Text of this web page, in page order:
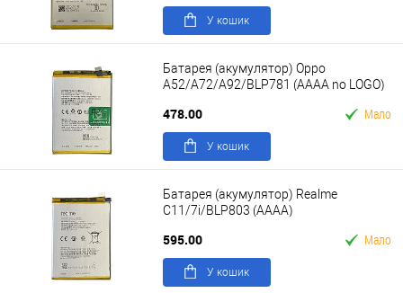
У кошик
Батарея (акумулятор) Oppo
A52/A72/A92/BLP781 (AAAA no LOGO)
478.00 Мало
У кошик
Батарея (акумулятор) Realme
C11/7i/BLP803 (AAAA)
595.00 Мало
У кошик